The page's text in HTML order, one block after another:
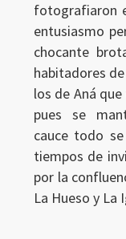
fotografiaron
entusiasmo
chocante
habitadores
los de Aná
pues se
cauce todo
tiempos de
por la
La Hueso y La
Ingresar